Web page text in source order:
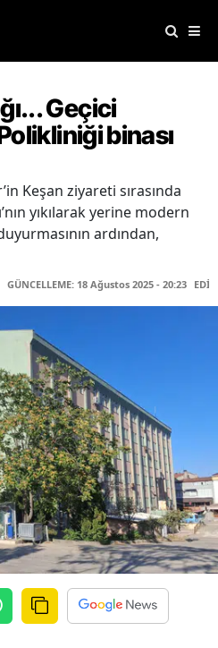
Geçici
binası
Keşan ziyareti sırasında
yıkılarak yerine modern
ardından,
GÜNCELLEME: 18 Ağustos 2025 - 20:23